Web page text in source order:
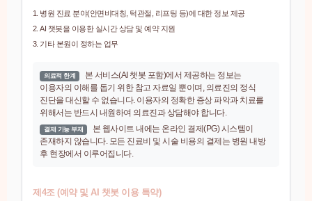
병원 진료 분야(안면비대칭, 턱관절, 리프팅 등)에 대한 정보 제공
AI 챗봇을 이용한 실시간 상담 및 예약 지원
기타 본원이 정하는 업무
의료적 한계
본 서비스(AI 챗봇 포함)에서 제공하는 정보는
이용자의 이해를 돕기 위한 참고 자료일 뿐이며, 의료진의 정식
진단을 대신할 수 없습니다. 이용자의 정확한 증상 파악과 치료를
위해서는 반드시 내원하여 의료진과 상담해야 합니다.
결제 기능 부재
본 웹사이트 내에는 온라인 결제(PG) 시스템이
존재하지 않습니다. 모든 진료비 및 시술 비용의 결제는 병원 내방
후 현장에서 이루어집니다.
제4조 (예약 및 AI 챗봇 이용 특약)